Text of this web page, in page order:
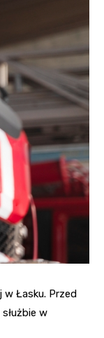
Łasku. Przed
w